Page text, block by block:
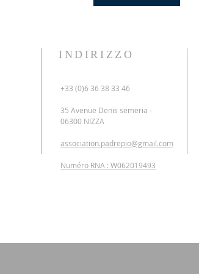
INDIRIZZO
+33 (0)6 36 38 33 46
35 Avenue Denis semeria -
06300 NIZZA
association.padrepio@gmail.com
Numéro RNA : W062019493